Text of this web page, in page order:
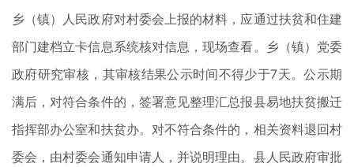
乡（镇）人民政府对村委会上报的材料，应通过扶贫和住建
部门建档立卡信息系统核对信息，现场查看。乡（镇）党委
政府研究审核，其审核结果公示时间不得少于7天。公示期
满后，对符合条件的，签署意见整理汇总报县易地扶贫搬迁
指挥部办公室和扶贫办。对不符合条件的，相关资料退回村
委会，由村委会通知申请人，并说明理由。县人民政府审批